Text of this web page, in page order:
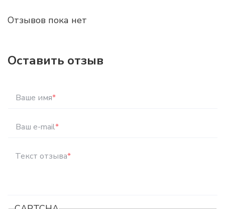
Отзывов пока нет
Оставить отзыв
Ваше имя*
Ваш e-mail*
Текст отзыва*